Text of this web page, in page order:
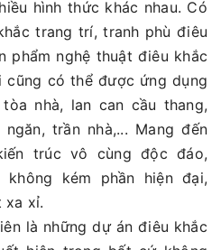
hình thức khác nhau. Có
trang trí, tranh phù điêu
phẩm nghệ thuật điêu khắc
có thể được ứng dụng
nhà, lan can cầu thang,
trần nhà,... Mang đến
trúc vô cùng độc đáo,
không kém phần hiện đại,
xa xỉ.
là những dự án điêu khắc